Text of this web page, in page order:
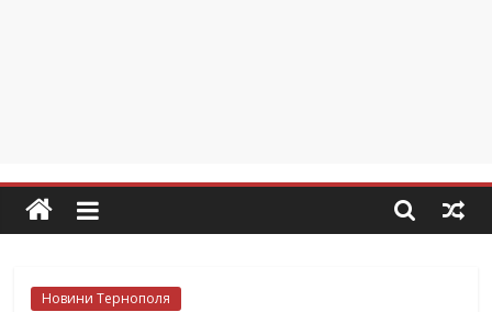
Новини Тернополя